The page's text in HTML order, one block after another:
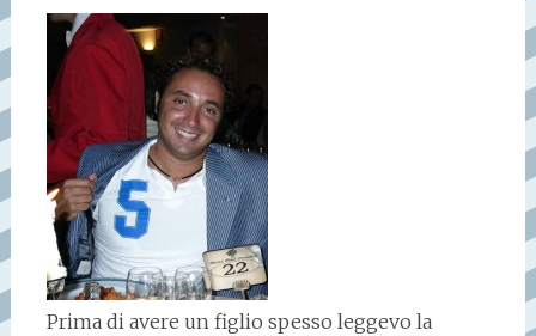
Prima di avere un figlio spesso leggevo la